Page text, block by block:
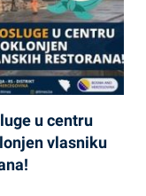
u centru
vlasniku